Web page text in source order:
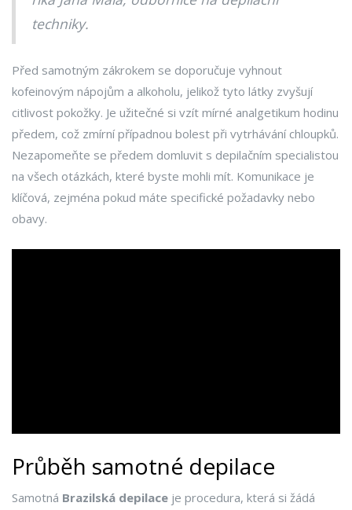
techniky.
Před samotným zákrokem se doporučuje vyhnout
kofeinovým nápojům a alkoholu, jelikož tyto látky zvyšují
citlivost pokožky. Je užitečné si vzít mírné analgetikum hodinu
předem, což zmírní případnou bolest při vytrhávání chloupků.
Nezapomeňte se předem domluvit s depilačním specialistou
na všech otázkách, které byste mohli mít. Komunikace je
klíčová, zejména pokud máte specifické požadavky nebo
obavy.
Průběh samotné depilace
Samotná Brazilská depilace je procedura, která si žádá